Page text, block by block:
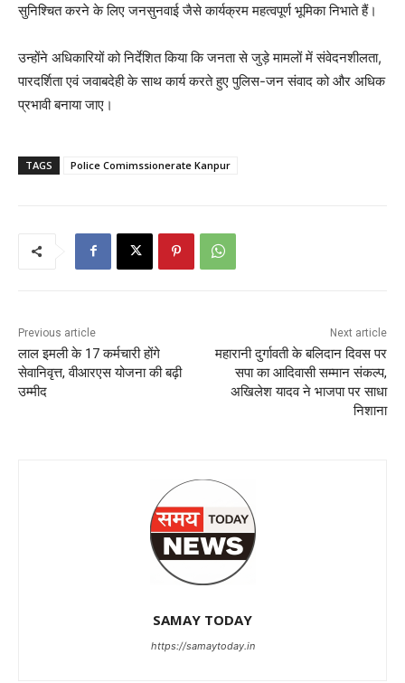
सुनिश्चित करने के लिए जनसुनवाई जैसे कार्यक्रम महत्वपूर्ण भूमिका निभाते हैं।
उन्होंने अधिकारियों को निर्देशित किया कि जनता से जुड़े मामलों में संवेदनशीलता,
पारदर्शिता एवं जवाबदेही के साथ कार्य करते हुए पुलिस-जन संवाद को और अधिक
प्रभावी बनाया जाए।
TAGS Police Comimssionerate Kanpur
Previous article
लाल इमली के 17 कर्मचारी होंगे
सेवानिवृत्त, वीआरएस योजना की बढ़ी
उम्मीद
Next article
महारानी दुर्गावती के बलिदान दिवस पर
सपा का आदिवासी सम्मान संकल्प,
अखिलेश यादव ने भाजपा पर साधा
निशाना
SAMAY TODAY
https://samaytoday.in